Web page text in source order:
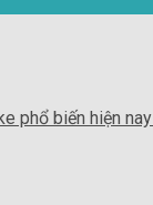
phổ biến hiện